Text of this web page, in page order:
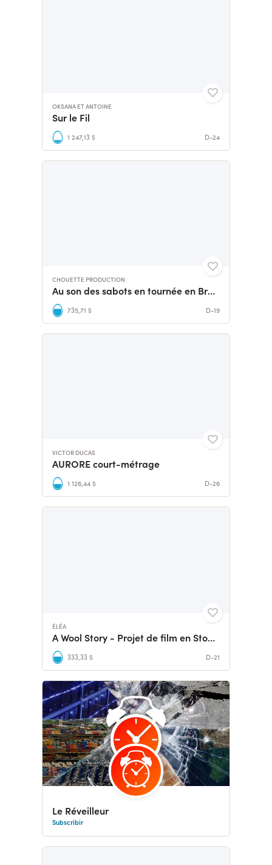
OKSANA ET ANTOINE
Sur le Fil
1 247,13 $ D-24
CHOUETTE PRODUCTION
Au son des sabots en tournée en Bretagne
735,71 $ D-19
VICTOR DUCAS
AURORE court-métrage
1 126,44 $ D-26
ÉLÉA
A Wool Story - Projet de film en Stop Motion
333,33 $ D-21
Le Réveilleur
Subscribir